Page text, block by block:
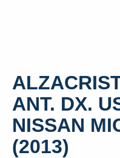
ANT. DX.
NISSAN
(2013)